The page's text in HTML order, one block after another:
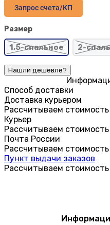
Запрос счета/КП
Размер
1,5-спальное 2-
Способ доставки
Доставка курьером
Рассчитываем
Курьер
Рассчитываем
Почта России
Рассчитываем
Пункт выдачи заказов
Рассчитываем